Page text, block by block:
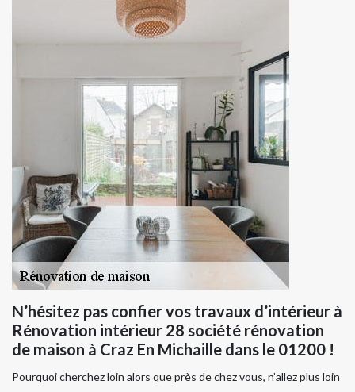
N’hésitez pas confier vos travaux d’intérieur à
Rénovation intérieur 28 société rénovation
de maison à Craz En Michaille dans le 01200 !
Pourquoi cherchez loin alors que près de chez vous, n’allez plus loin